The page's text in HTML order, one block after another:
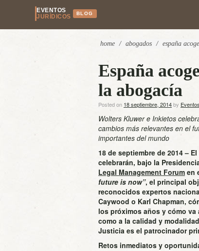
EVENTOS
JURÍDICOS
BLOG
home / abogados / españa
España
la abogacía
Posted on 18 septiembre, 2014by
Wolters Kluwer e Inkietos
cambios más relevantes en el
importantes del mundo
18 de septiembre de 2014 –
celebrarán, bajo la
Legal Management Forum en
future is now”, el principal
reconocidos expertos
Caywood o Karl Chapman,
los próximos años y cómo
como a la calidad y
Justicia es el patrocinador
Retos inmediatos y